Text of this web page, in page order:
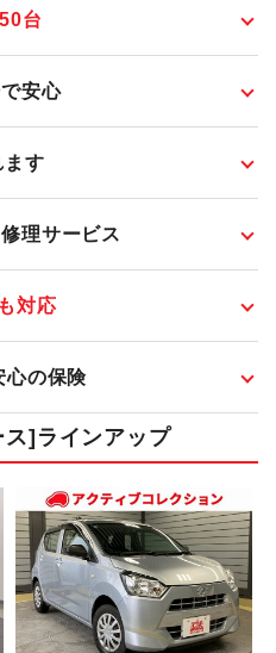
台
安心
ます
理サービス
対応
心の保険
]ラインアップ